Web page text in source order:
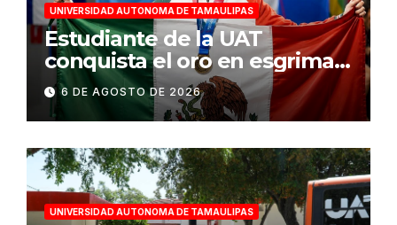
UNIVERSIDAD AUTONOMA DE TAMAULIPAS
Estudiante de la UAT
conquista el oro en esgrima
en Santo Domingo 2026
6 DE AGOSTO DE 2026
UNIVERSIDAD AUTONOMA DE TAMAULIPAS